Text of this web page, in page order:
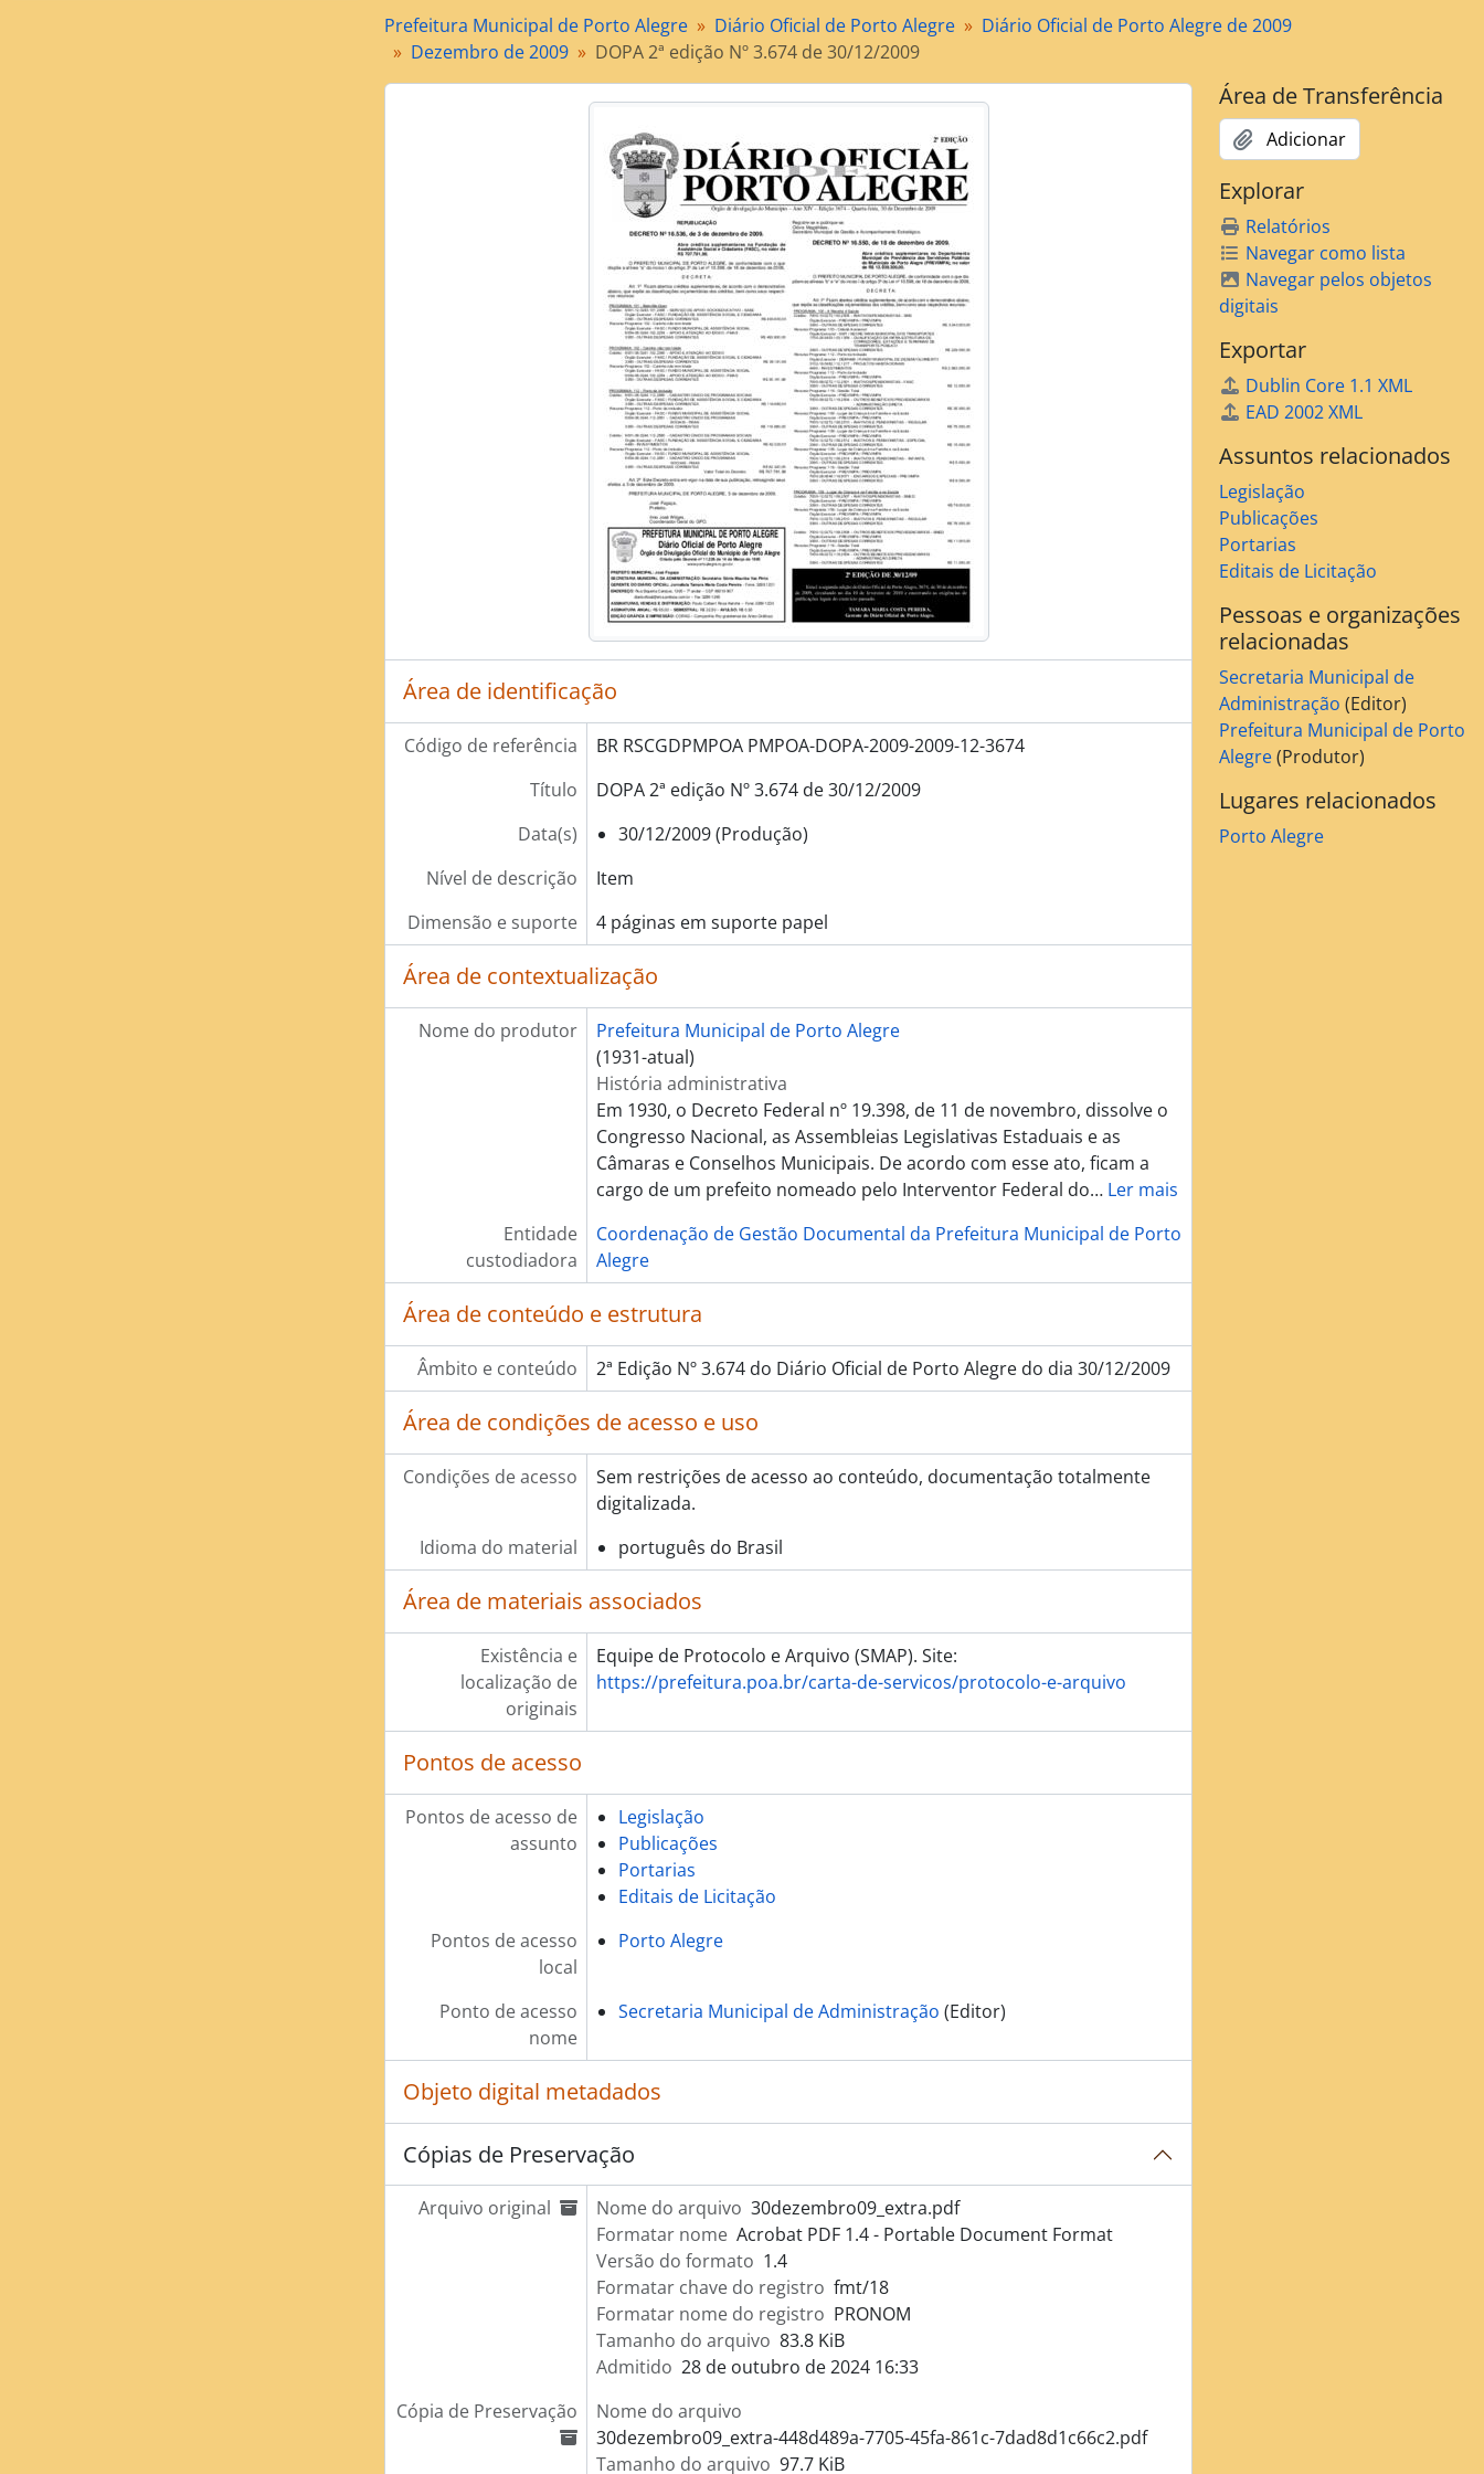
[Subsérie] Diário Oficial de Porto Alegre de 2011
[Série] Licenciamento das atividades econômicas no Município (Concessão de Alvará)
[Série] Licenciamento de obras e edificações
[Série] Arrecadação de Tributos
[Série] Aquisição de bens e contratação de serviços
[Série] Gerenciamento do patrimônio documental
[Série] Gerenciamento do patrimônio imobiliário
[Série] Fiscalização de Atos pelo Legislativo (demandas da Câmara de Vereadores)
[Série] Elaboração de Atos Normativos
[Série] Preservação e Conservação Ambiental
[Série] Gestão de Recursos Humanos - Processo Disciplinar
Prefeitura Municipal de Porto Alegre Diário Oficial de Porto Alegre
Diário Oficial de Porto Alegre de 2009
Dezembro de 2009
DOPA 2ª edição Nº 3.674 de 30/12/2009
Área de identificação
Código de referência
BR RSCGDPMPOA PMPOA-DOPA-2009-2009-12-3674
Título
DOPA 2ª edição Nº 3.674 de 30/12/2009
Data(s)
30/12/2009 (Produção)
Nível de descrição
Item
Dimensão e suporte
4 páginas em suporte papel
Área de contextualização
Nome do produtor
Prefeitura Municipal de Porto Alegre
(1931-atual)
História administrativa
Em 1930, o Decreto Federal nº 19.398, de 11 de novembro, dissolve o
Congresso Nacional, as Assembleias Legislativas Estaduais e as
Câmaras e Conselhos Municipais. De acordo com esse ato, ficam a
cargo de um prefeito nomeado pelo Interventor Federal do… Ler mais
Entidade
custodiadora
Coordenação de Gestão Documental da Prefeitura Municipal de Porto
Alegre
Área de conteúdo e estrutura
Âmbito e conteúdo 2ª Edição Nº 3.674 do Diário Oficial de Porto Alegre do dia 30/12/2009
Área de condições de acesso e uso
Condições de acesso
Sem restrições de acesso ao conteúdo, documentação totalmente
digitalizada.
Idioma do material
português do Brasil
Área de materiais associados
Existência e
localização de
originais
Equipe de Protocolo e Arquivo (SMAP). Site:
https://prefeitura.poa.br/carta-de-servicos/protocolo-e-arquivo
Pontos de acesso
Pontos de acesso de
assunto
Legislação
Publicações
Portarias
Editais de Licitação
Pontos de acesso
local
Porto Alegre
Ponto de acesso
nome
Secretaria Municipal de Administração (Editor)
Objeto digital metadados
Cópias de Preservação
Arquivo original Nome do arquivo 30dezembro09_extra.pdf
Formatar nome Acrobat PDF 1.4 - Portable Document Format
Versão do formato 1.4
Formatar chave do registro fmt/18
Formatar nome do registro PRONOM
Tamanho do arquivo 83.8 KiB
Admitido 28 de outubro de 2024 16:33
Cópia de Preservação
Nome do arquivo
30dezembro09_extra-448d489a-7705-45fa-861c-7dad8d1c66c2.pdf
Tamanho do arquivo 97.7 KiB
Área de Transferência
Adicionar
Explorar
Relatórios
Navegar como lista
Navegar pelos objetos
digitais
Exportar
Dublin Core 1.1 XML
EAD 2002 XML
Assuntos relacionados
Legislação
Publicações
Portarias
Editais de Licitação
Pessoas e organizações
relacionadas
Secretaria Municipal de
Administração (Editor)
Prefeitura Municipal de Porto
Alegre(Produtor)
Lugares relacionados
Porto Alegre